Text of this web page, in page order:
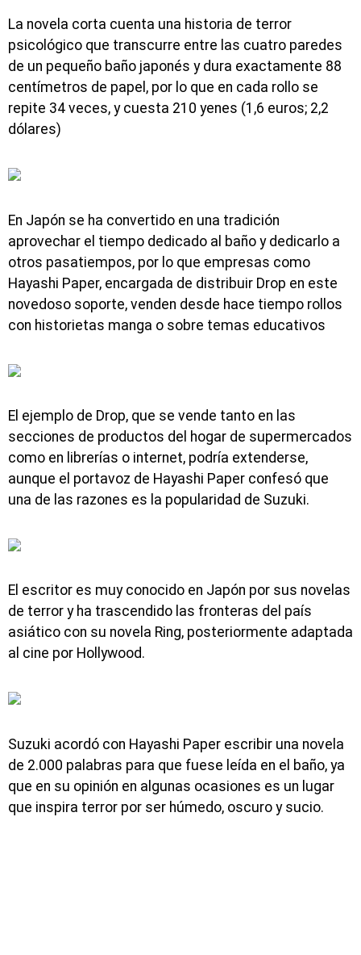
La novela corta cuenta una historia de terror
psicológico que transcurre entre las cuatro paredes
de un pequeño baño japonés y dura exactamente 88
centímetros de papel, por lo que en cada rollo se
repite 34 veces, y cuesta 210 yenes (1,6 euros; 2,2
dólares)
En Japón se ha convertido en una tradición
aprovechar el tiempo dedicado al baño y dedicarlo a
otros pasatiempos, por lo que empresas como
Hayashi Paper, encargada de distribuir Drop en este
novedoso soporte, venden desde hace tiempo rollos
con historietas manga o sobre temas educativos
El ejemplo de Drop, que se vende tanto en las
secciones de productos del hogar de supermercados
como en librerías o internet, podría extenderse,
aunque el portavoz de Hayashi Paper confesó que
una de las razones es la popularidad de Suzuki.
El escritor es muy conocido en Japón por sus novelas
de terror y ha trascendido las fronteras del país
asiático con su novela Ring, posteriormente adaptada
al cine por Hollywood.
Suzuki acordó con Hayashi Paper escribir una novela
de 2.000 palabras para que fuese leída en el baño, ya
que en su opinión en algunas ocasiones es un lugar
que inspira terror por ser húmedo, oscuro y sucio.